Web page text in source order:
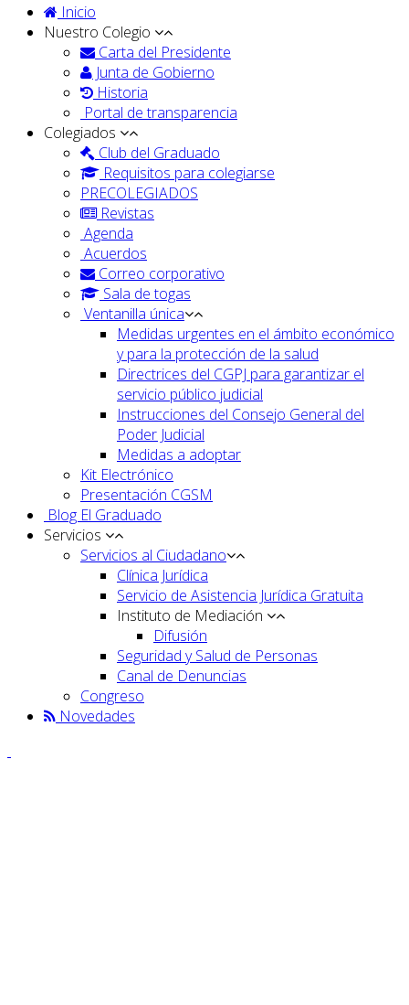
Inicio
Nuestro Colegio
Carta del Presidente
Junta de Gobierno
Historia
Portal de transparencia
Colegiados
Club del Graduado
Requisitos para colegiarse
PRECOLEGIADOS
Revistas
Agenda
Acuerdos
Correo corporativo
Sala de togas
Ventanilla única
Medidas urgentes en el ámbito económico
y para la protección de la salud
Directrices del CGPJ para garantizar el
servicio público judicial
Instrucciones del Consejo General del
Poder Judicial
Medidas a adoptar
Kit Electrónico
Presentación CGSM
Blog El Graduado
Servicios
Servicios al Ciudadano
Clínica Jurídica
Servicio de Asistencia Jurídica Gratuita
Instituto de Mediación
Difusión
Seguridad y Salud de Personas
Canal de Denuncias
Congreso
Novedades